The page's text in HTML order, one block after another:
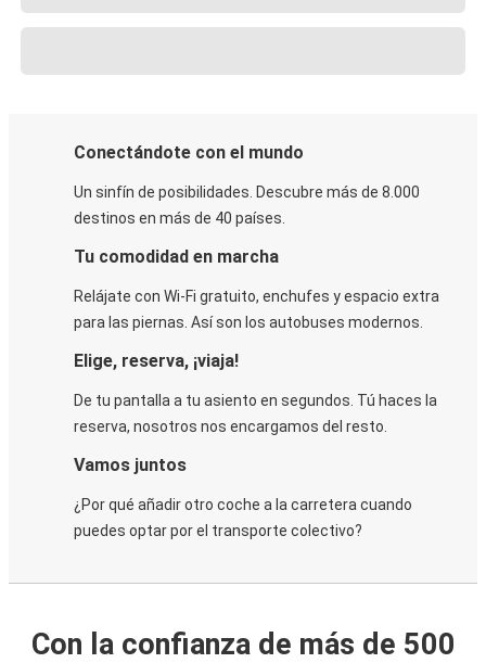
Conectándote con el mundo
Un sinfín de posibilidades. Descubre más de 8.000
destinos en más de 40 países.
Tu comodidad en marcha
Relájate con Wi-Fi gratuito, enchufes y espacio extra
para las piernas. Así son los autobuses modernos.
Elige, reserva, ¡viaja!
De tu pantalla a tu asiento en segundos. Tú haces la
reserva, nosotros nos encargamos del resto.
Vamos juntos
¿Por qué añadir otro coche a la carretera cuando
puedes optar por el transporte colectivo?
Con la confianza de más de 500